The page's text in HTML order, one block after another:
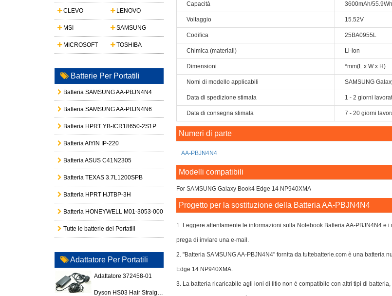
Capacità 3600mAh/55.9Wh
Voltaggio 15.52V
Codifica 25BA0955L
Chimica (materiali) Li-ion
Dimensioni *mm(L x W x H)
Nomi di modello applicabili SAMSUNG
Data di spedizione stimata 1 - 2 giorni
Data di consegna stimata 7 - 20 giorni
Numeri di parte
AA-PBJN4N4
Modelli compatibili
For SAMSUNG Galaxy Book4 Edge 14 NP940XMA
Progetto per la sostituzione della Batteria AA-PBJN4N4
1. Leggere attentamente le informazioni sulla Notebook Batteria AA-PBJN4N4
prega di inviare una e-mail.
2. "Batteria SAMSUNG AA-PBJN4N4" fornita da tuttebatterie.com è una batteria
Edge 14 NP940XMA.
3. La batteria ricaricabile agli ioni di litio non è compatibile con altri tipi di
CLEVO LENOVO
MSI SAMSUNG
MICROSOFT TOSHIBA
Batterie Per Portatili
Batteria SAMSUNG AA-PBJN4N4
Batteria SAMSUNG AA-PBJN4N6
Batteria HPRT YB-ICR18650-2S1P
Batteria AIYIN IP-220
Batteria ASUS C41N2305
Batteria TEXAS 3.7L1200SPB
Batteria HPRT HJTBP-3H
Batteria HONEYWELL M01-3053-000
Tutte le batterie del Portatili
Adattatore Per Portatili
Adattatore 372458-01
Dyson HS03 Hair Straightener